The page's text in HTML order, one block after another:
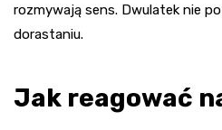
rozmywają sens. Dwulatek nie
dorastaniu.
Jak reagować